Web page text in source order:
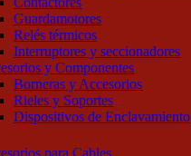
Guardamotores
Relés térmicos
Interruptores y seccionadores
y Componentes
Borneras y Accesorios
Rieles y Soportes
Dispositivos de Enclavamiento
para Cables